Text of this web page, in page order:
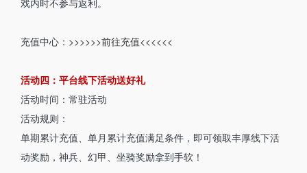
戏内时不参与返利。
充值中心： >>>>>>前往充值<<<<<<
活动四：平台线下活动送好礼
活动时间：常驻活动
活动规则：
单期累计充值、单月累计充值满足条件，即可领取丰厚线下活
动奖励，神兵、幻甲、坐骑奖励拿到手软！